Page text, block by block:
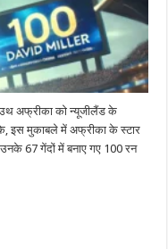
अफ्रीका को न्यूजीलैंड के
इस मुकाबले में अफ्रीका के स्टार
67 गेंदों में बनाए गए 100 रन